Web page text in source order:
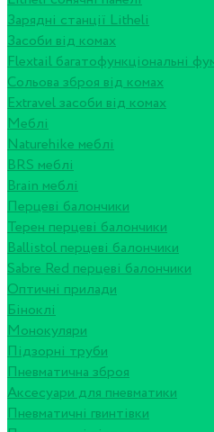
Зарядні станції Litheli
Засоби від комах
Flextail багатофункціональні
Сольова зброя від комах
Extravel засоби від комах
Меблі
Naturehike меблі
BRS меблі
Brain меблі
Перцеві балончики
Терен перцеві балончики
Ballistol перцеві балончики
Sabre Red перцеві балончики
Оптичні прилади
Біноклі
Монокуляри
Підзорні труби
Пневматична зброя
Аксесуари для пневматики
Пневматичні гвинтівки